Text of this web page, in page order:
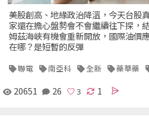
美股創高、地緣政治降溫，今天台股
家還在擔心盤勢會不會繼續往下探，
姆茲海峽有機會重新開放，國際油價
在哪？是短暫的反彈
聯電 南亞科 全新 藥華藥
20651 26 1